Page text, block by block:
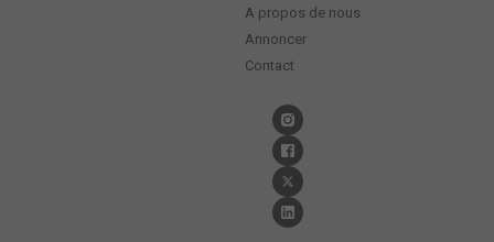
A propos de nous
Annoncer
Contact